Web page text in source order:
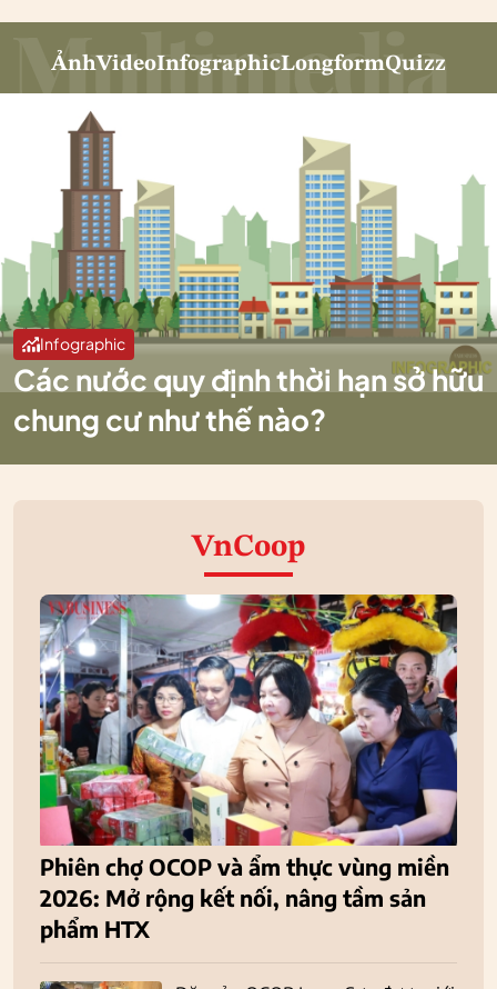
ẢnhVideoInfographicLongformQuizz
Infographic
Các nước quy định thời hạn sở hữu
chung cư như thế nào?
VnCoop
Phiên chợ OCOP và ẩm thực vùng miền
2026: Mở rộng kết nối, nâng tầm sản
phẩm HTX